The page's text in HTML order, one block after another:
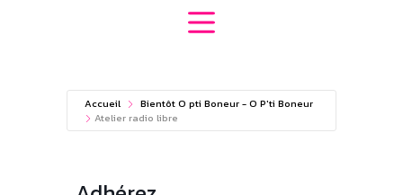
Accueil
Bientôt O pti Boneur - O P'ti Boneur
Atelier radio libre